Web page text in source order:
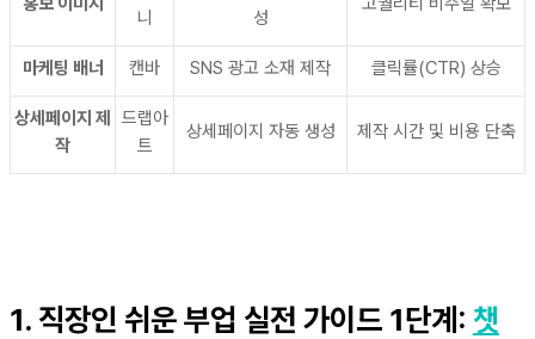
니
성
마케팅 배너 캔바 SNS 광고 소재 제작 클릭률(CTR) 상승
상세페이지 제
작
드랩아
트
상세페이지 자동 생성 제작 시간 및 비용 단축
1. 직장인 쉬운 부업 실전 가이드 1단계: 챗